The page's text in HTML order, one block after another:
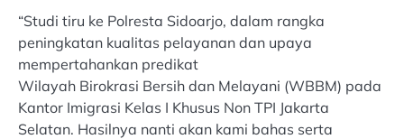
“Studi tiru ke Polresta Sidoarjo, dalam rangka
peningkatan kualitas pelayanan dan upaya
mempertahankan predikat
Wilayah Birokrasi Bersih dan Melayani (WBBM) pada
Kantor Imigrasi Kelas I Khusus Non TPI Jakarta
Selatan. Hasilnya nanti akan kami bahas serta